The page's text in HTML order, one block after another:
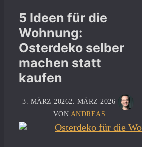
5 Ideen für die
Wohnung:
Osterdeko selber
machen statt
kaufen
3. MÄRZ 20262. MÄRZ 2026
VON ANDREAS